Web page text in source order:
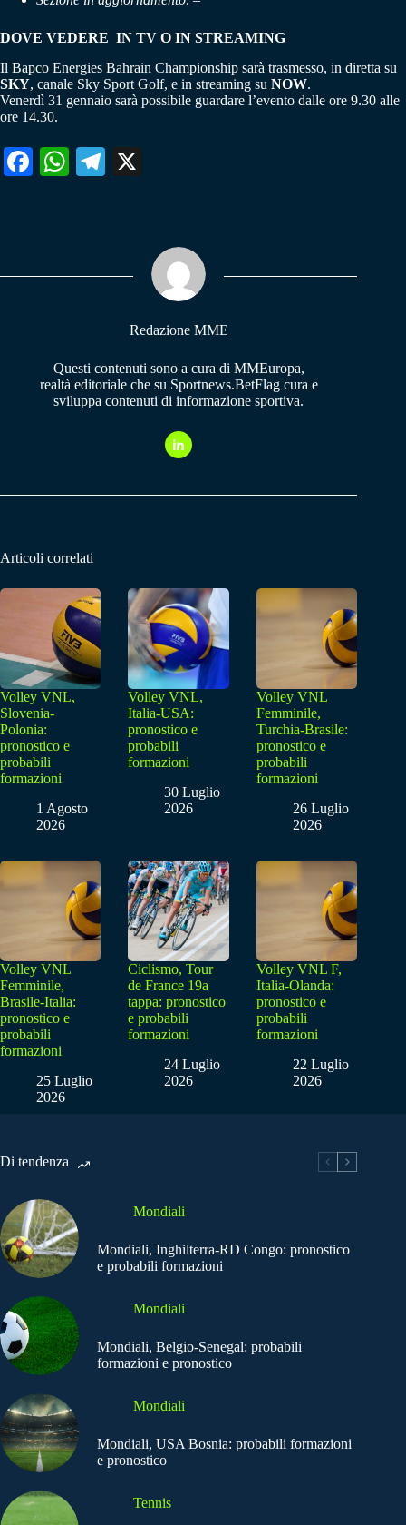
DOVE VEDERE IN TV O IN STREAMING
Il Bapco Energies Bahrain Championship sarà trasmesso, in diretta su
SKY, canale Sky Sport Golf, e in streaming su NOW.
Venerdì 31 gennaio sarà possibile guardare l’evento dalle ore 9.30 alle
ore 14.30.
Fa W
pp
Te
m
Redazione MME
Questi contenuti sono a cura di MMEuropa,
realtà editoriale che su Sportnews.BetFlag cura e
sviluppa contenuti di informazione sportiva.
Articoli correlati
Volley VNL,
Slovenia-
Polonia:
pronostico e
probabili
formazioni
1 Agosto
2026
Volley VNL,
Italia-USA:
pronostico e
probabili
formazioni
30 Luglio
2026
Volley VNL
Femminile,
Turchia-Brasile:
pronostico e
probabili
formazioni
26 Luglio
2026
Volley VNL
Femminile,
Brasile-Italia:
pronostico e
probabili
formazioni
25 Luglio
2026
Ciclismo, Tour
de France 19a
tappa: pronostico
e probabili
formazioni
24 Luglio
2026
Volley VNL F,
Italia-Olanda:
pronostico e
probabili
formazioni
22 Luglio
2026
Di tendenza
Mondiali
Mondiali, Inghilterra-RD Congo: pronostico
e probabili formazioni
Mondiali
Mondiali, Belgio-Senegal: probabili
formazioni e pronostico
Mondiali
Mondiali, USA Bosnia: probabili formazioni
e pronostico
Tennis